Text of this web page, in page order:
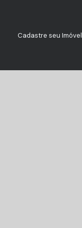
Cadastre seu Imóvel